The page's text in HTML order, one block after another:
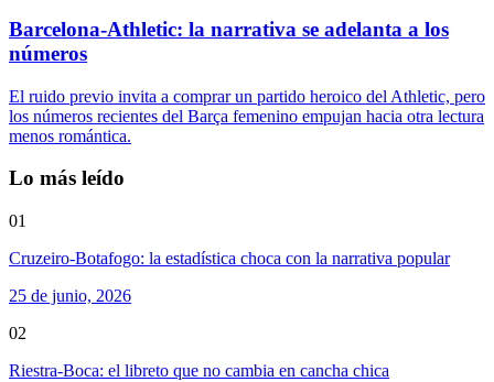
Barcelona-Athletic: la narrativa se adelanta a los
números
El ruido previo invita a comprar un partido heroico del Athletic, pero
los números recientes del Barça femenino empujan hacia otra lectura
menos romántica.
Lo más leído
01
Cruzeiro-Botafogo: la estadística choca con la narrativa popular
25 de junio, 2026
02
Riestra-Boca: el libreto que no cambia en cancha chica